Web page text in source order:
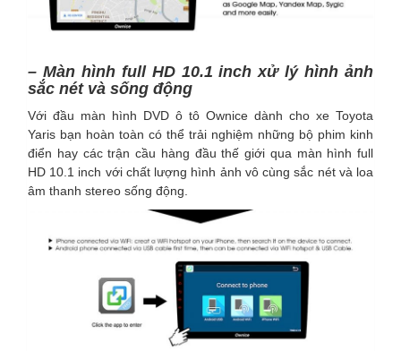
– Màn hình full HD 10.1 inch xử lý hình ảnh
sắc nét và sống động
Với đầu màn hình DVD ô tô Ownice dành cho xe Toyota
Yaris bạn hoàn toàn có thể trải nghiệm những bộ phim kinh
điển hay các trận cầu hàng đầu thế giới qua màn hình full
HD 10.1 inch với chất lượng hình ảnh vô cùng sắc nét và loa
âm thanh stereo sống động.